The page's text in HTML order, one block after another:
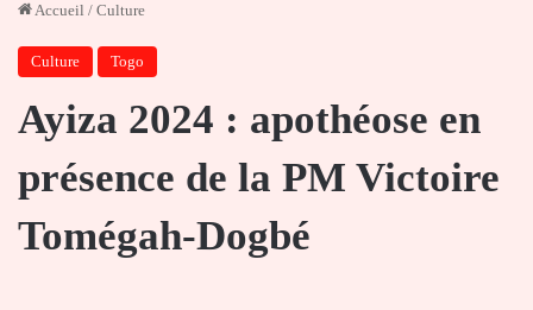
Accueil / Culture
Culture Togo
Ayiza 2024 : apothéose en
présence de la PM Victoire
Tomégah-Dogbé